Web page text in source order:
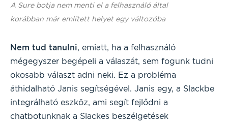
A Sure botja nem menti el a felhasználó által
korábban már említett helyet egy változóba
Nem tud tanulni, emiatt, ha a felhasználó
mégegyszer begépeli a válaszát, sem fogunk tudni
okosabb választ adni neki. Ez a probléma
áthidalható Janis segítségével. Janis egy, a Slackbe
integrálható eszköz, ami segít fejlődni a
chatbotunknak a Slackes beszélgetések